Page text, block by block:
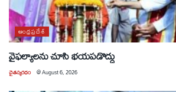
ఆంధ్రప్రదేశ్
వైఫల్యాలను చూసి భయపడొద్దు
చైతన్యరధం @August 6, 2026